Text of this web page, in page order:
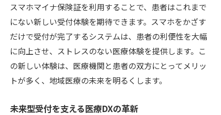
スマホマイナ保険証を利用することで、患者はこれまで
にない新しい受付体験を期待できます。スマホをかざす
だけで受付が完了するシステムは、患者の利便性を大幅
に向上させ、ストレスのない医療体験を提供します。こ
の新しい体験は、医療機関と患者の双方にとってメリッ
トが多く、地域医療の未来を明るくします。
未来型受付を支える医療DXの革新